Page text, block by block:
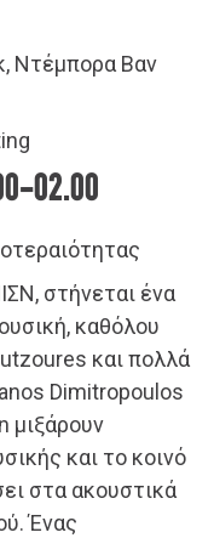
Ντέμπορα Βαν
02.00
στήνεται ένα
καθόλου
και πολλά
Dimitropoulos
μιξάρουν
και το κοινό
στα ακουστικά
Ένας